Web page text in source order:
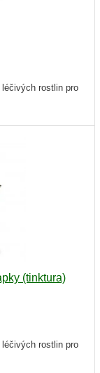
rostlin pro
(tinktura)
rostlin pro